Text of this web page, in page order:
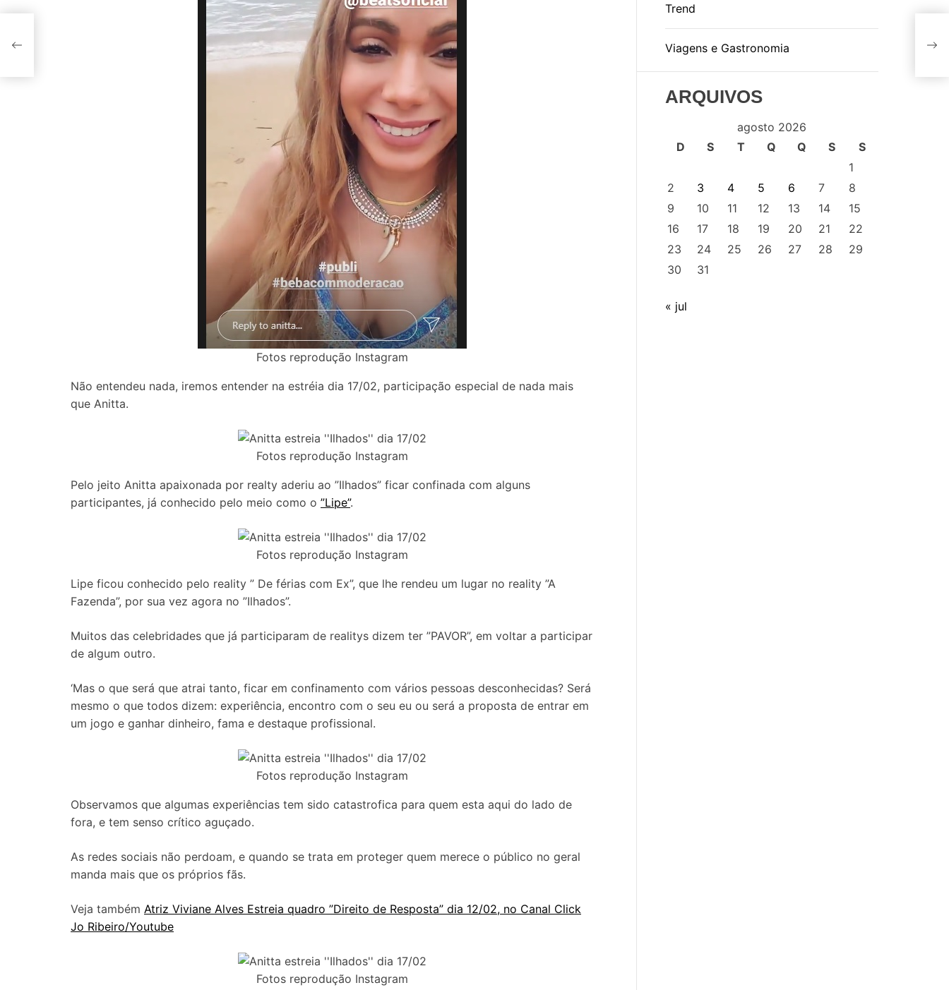
Fotos reprodução Instagram
Não entendeu nada, iremos entender na estréia dia 17/02, participação especial de nada mais
que Anitta.
Fotos reprodução Instagram
Pelo jeito Anitta apaixonada por realty aderiu ao ”Ilhados” ficar confinada com alguns
participantes, já conhecido pelo meio como o ”Lipe”.
Fotos reprodução Instagram
Lipe ficou conhecido pelo reality ” De férias com Ex”, que lhe rendeu um lugar no reality ”A
Fazenda”, por sua vez agora no ”Ilhados”.
Muitos das celebridades que já participaram de realitys dizem ter ”PAVOR”, em voltar a participar
de algum outro.
‘Mas o que será que atrai tanto, ficar em confinamento com vários pessoas desconhecidas? Será
mesmo o que todos dizem: experiência, encontro com o seu eu ou será a proposta de entrar em
um jogo e ganhar dinheiro, fama e destaque profissional.
Fotos reprodução Instagram
Observamos que algumas experiências tem sido catastrofica para quem esta aqui do lado de
fora, e tem senso crítico aguçado.
As redes sociais não perdoam, e quando se trata em proteger quem merece o público no geral
manda mais que os próprios fãs.
Veja também Atriz Viviane Alves Estreia quadro ”Direito de Resposta” dia 12/02, no Canal Click
Jo Ribeiro/Youtube
Fotos reprodução Instagram
Trend
Viagens e Gastronomia
ARQUIVOS
agosto 2026
D
S T Q Q S
S
1
2
3 4 5 6 7
8
9
10 11 12 13 14
15
16
17 18 19 20 21
22
23
24 25 26 27 28
29
30
31
« jul